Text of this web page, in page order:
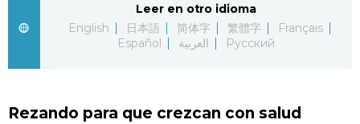
Datos de Japón
Fragmentos de Japón
Gente
Leer en otro idioma
English
日本語 简体字 繁體字
Français
Español
العربية Русский
Rezando para que crezcan con salud